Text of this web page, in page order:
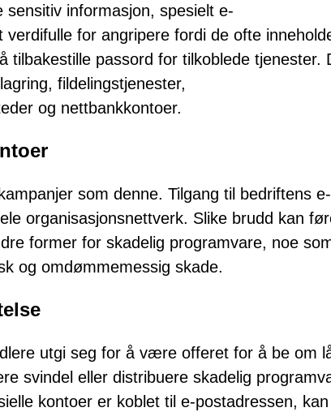
informasjon, spesielt e-
for angripere fordi de ofte
tilbakestille passord for tilkoblede tjenester.
fildelingstjenester,
og nettbankkontoer.
som denne. Tilgang til bedriftens e-
organisasjonsnettverk. Slike brudd kan
former for skadelig programvare, noe
og omdømmemessig skade.
utgi seg for å være offeret for å be om
svindel eller distribuere skadelig
kontoer er koblet til e-postadressen, kan